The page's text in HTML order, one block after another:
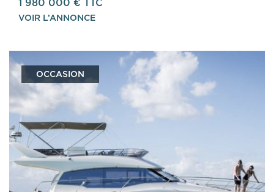
1 980 000 € TTC
VOIR L’ANNONCE
OCCASION